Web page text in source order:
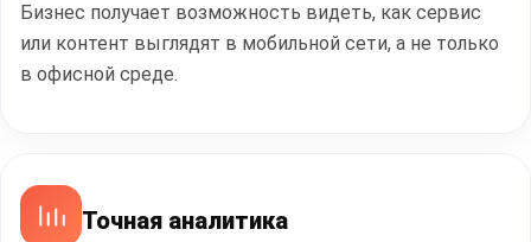
Бизнес получает возможность видеть, как сервис
или контент выглядят в мобильной сети, а не только
в офисной среде.
Точная аналитика